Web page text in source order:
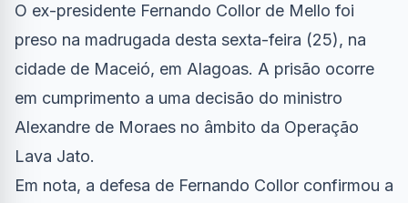
O ex-presidente Fernando Collor de Mello foi
preso na madrugada desta sexta-feira (25), na
cidade de Maceió, em Alagoas. A prisão ocorre
em cumprimento a uma decisão do ministro
Alexandre de Moraes no âmbito da Operação
Lava Jato.
Em nota, a defesa de Fernando Collor confirmou a